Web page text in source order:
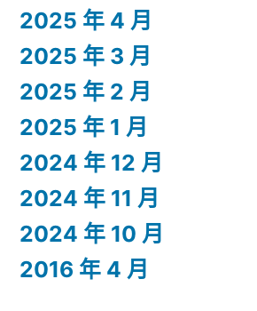
2025 年 4 月
2025 年 3 月
2025 年 2 月
2025 年 1 月
2024 年 12 月
2024 年 11 月
2024 年 10 月
2016 年 4 月